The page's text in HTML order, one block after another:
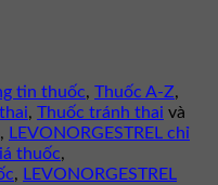
tin thuốc, Thuốc A-Z,
, Thuốc tránh thai và
, LEVONORGESTREL chỉ
thuốc,
, LEVONORGESTREL